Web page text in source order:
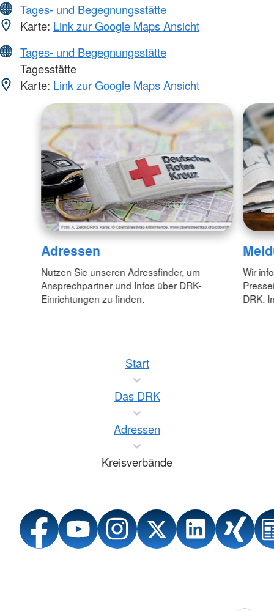
Tages- und Begegnungsstätte
Karte: Link zur Google Maps Ansicht
Tages- und Begegnungsstätte
Tagesstätte
Karte: Link zur Google Maps Ansicht
Adressen
Nutzen Sie unseren Adressfinder, um
Ansprechpartner und Infos über DRK-
Einrichtungen zu finden.
Wir
DRK.
Start
Das DRK
Adressen
Kreisverbände